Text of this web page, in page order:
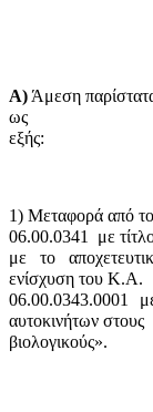
Α) Άμεση
ως
εξής:
1) Μεταφορά από
06.00.0341
με
με το
ενίσχυση του Κ.Α.
06.00.0343.0001
αυτοκινήτων στους
βιολογικούς».